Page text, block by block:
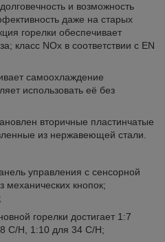
и возможность
даже на старых
горелки обеспечивает
класс NOx в соответствии с EN
самоохлаждение
использовать её без
вторичные пластинчатые
из нержавеющей стали.
управления с сенсорной
механических кнопок;
горелки достигает 1:7
С/H, 1:10 для 34 С/H;